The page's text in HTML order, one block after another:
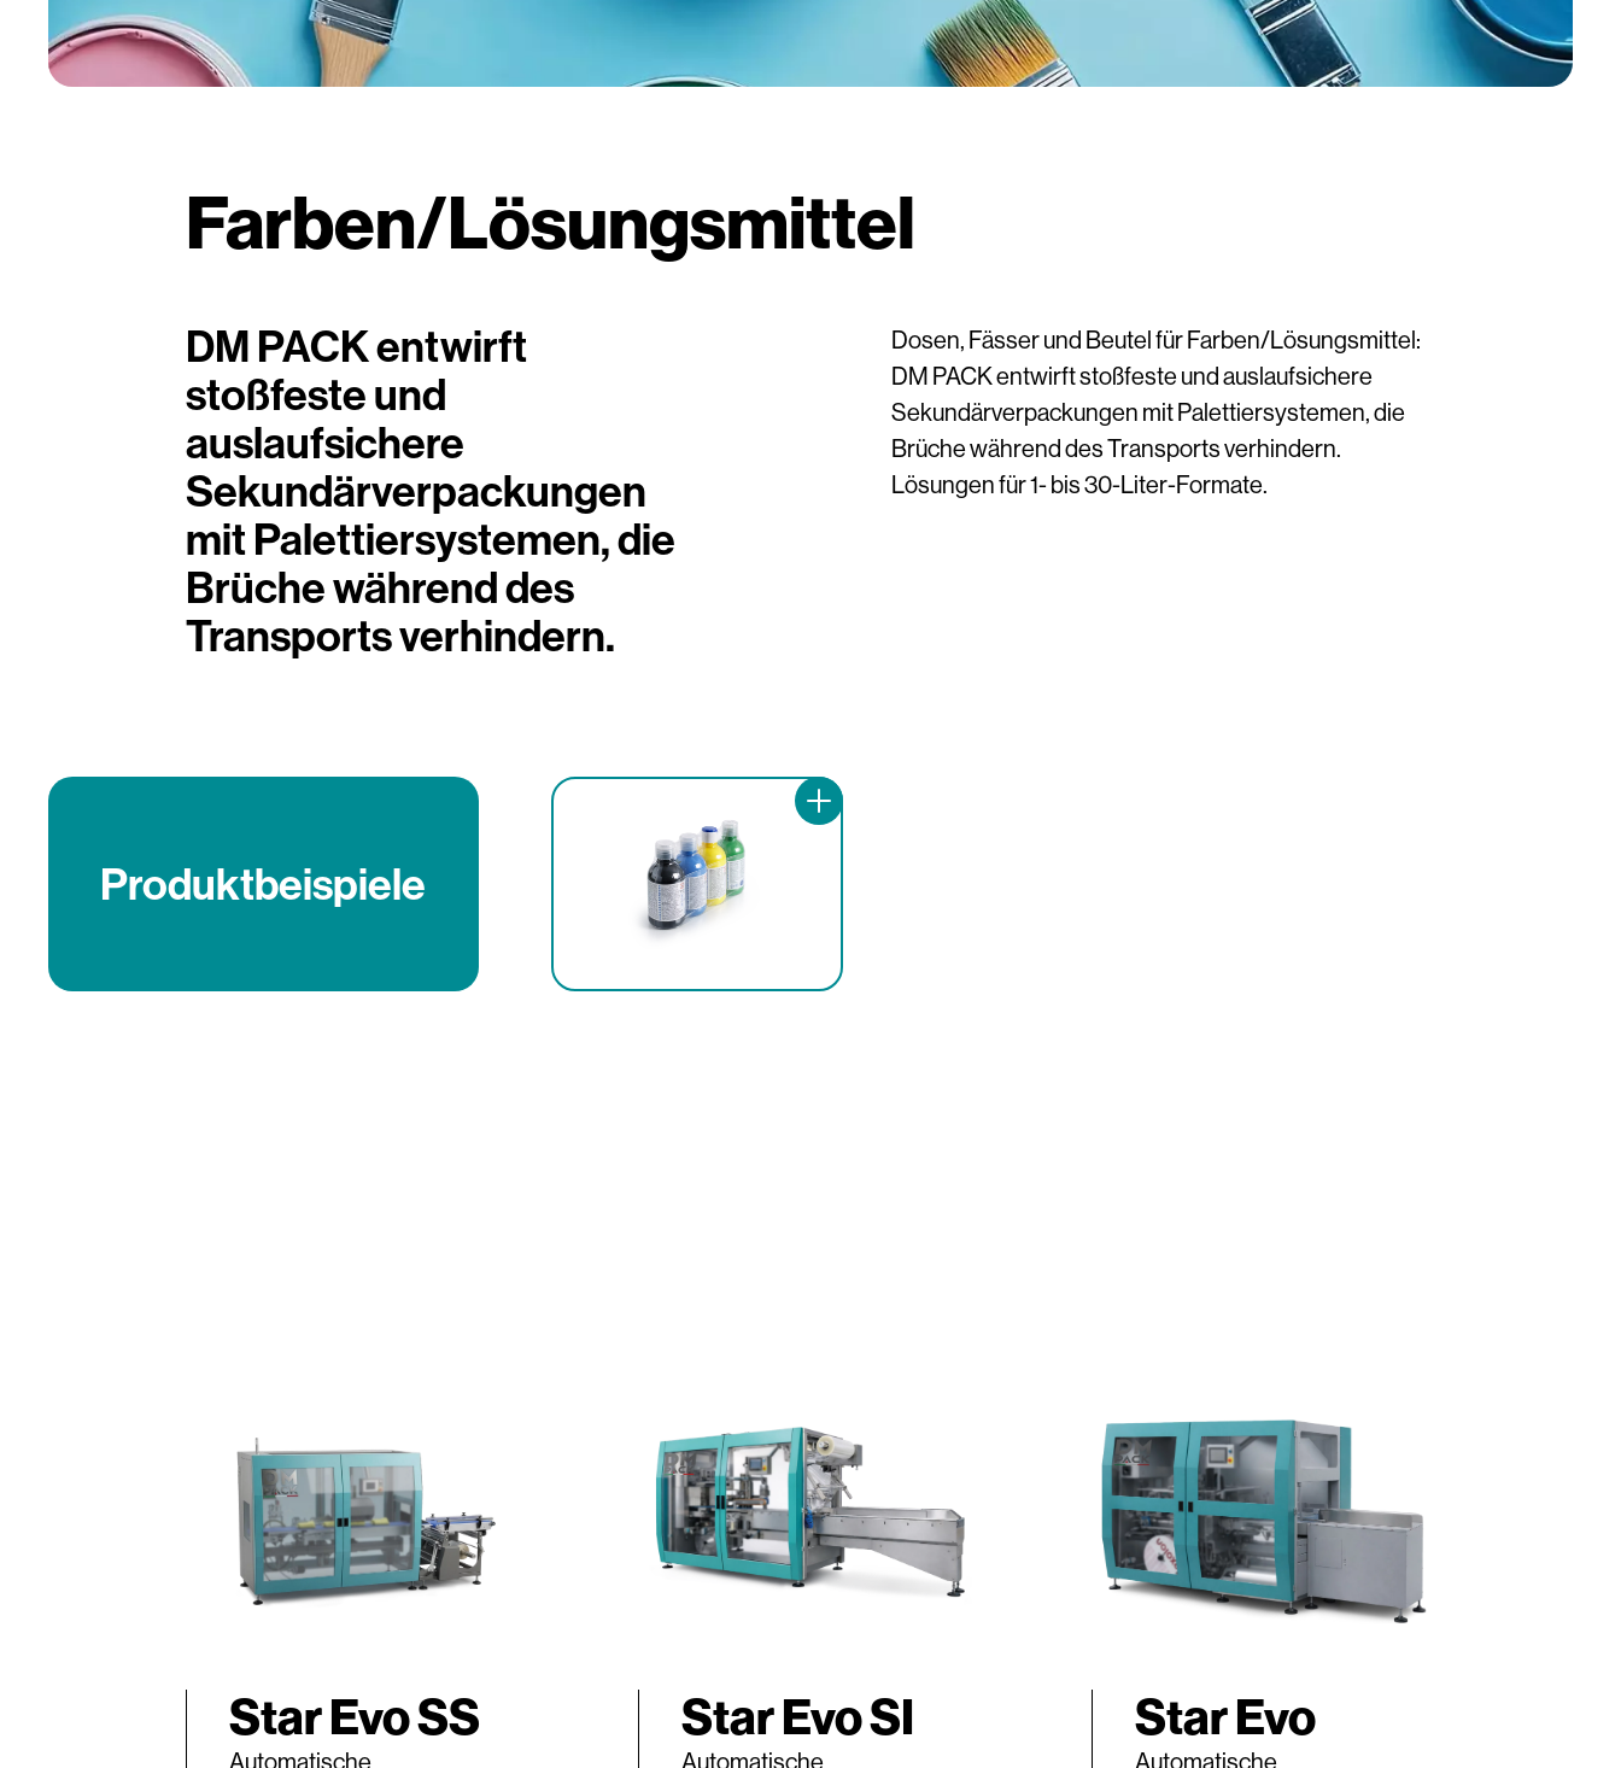
Farben/Lösungsmittel
DM PACK entwirft
stoßfeste und
auslaufsichere
Sekundärverpackungen
mit Palettiersystemen, die
Brüche während des
Transports verhindern.
Dosen, Fässer und Beutel für Farben/Lösungsmittel:
DM PACK entwirft stoßfeste und auslaufsichere
Sekundärverpackungen mit Palettiersystemen, die
Brüche während des Transports verhindern.
Lösungen für 1- bis 30-Liter-Formate.
Produktbeispiele
Star Evo SS
Automatische
Star Evo SI
Automatische
Star Evo
Automatische